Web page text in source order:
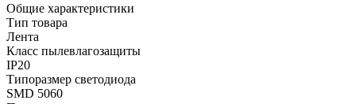
Общие характеристики
Тип товара
Лента
Класс пылевлагозащиты
IP20
Типоразмер светодиода
SMD 5060